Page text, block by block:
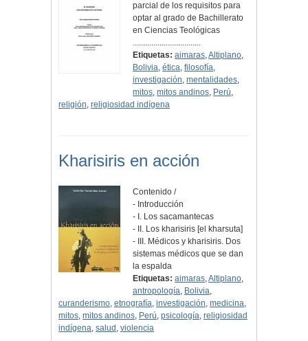
parcial de los requisitos para
optar al grado de Bachillerato
en Ciencias Teológicas
.................................
Etiquetas: aimaras,Altiplano,
Bolivia,ética,filosofía,
investigación,mentalidades,
mitos,mitos andinos, Perú,
religión, religiosidad indígena
Kharisiris en acción
Contenido /
- Introducción
- I. Los sacamantecas
- II. Los kharisiris [el kharsuta]
- III. Médicos y kharisiris. Dos
sistemas médicos que se dan
la espalda
Etiquetas: aimaras,Altiplano,
antropología, Bolivia,
curanderismo, etnografía, investigación, medicina,
mitos, mitos andinos, Perú, psicología, religiosidad
indígena, salud , violencia